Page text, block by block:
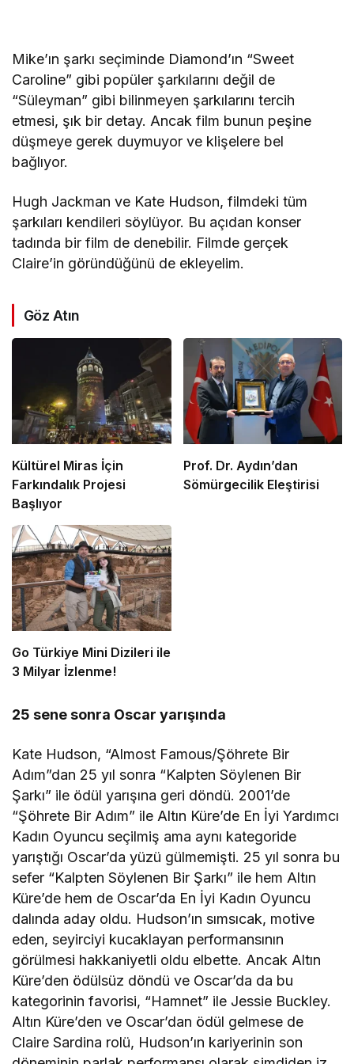
Mike’ın şarkı seçiminde Diamond’ın “Sweet
Caroline” gibi popüler şarkılarını değil de
“Süleyman” gibi bilinmeyen şarkılarını tercih
etmesi, şık bir detay. Ancak film bunun peşine
düşmeye gerek duymuyor ve klişelere bel
bağlıyor.
Hugh Jackman ve Kate Hudson, filmdeki tüm
şarkıları kendileri söylüyor. Bu açıdan konser
tadında bir film de denebilir. Filmde gerçek
Claire’in göründüğünü de ekleyelim.
Göz Atın
Kültürel Miras İçin
Farkındalık Projesi
Başlıyor
Prof. Dr. Aydın’dan
Sömürgecilik Eleştirisi
Go Türkiye Mini Dizileri ile
3 Milyar İzlenme!
25 sene sonra Oscar yarışında
Kate Hudson, “Almost Famous/Şöhrete Bir
Adım”dan 25 yıl sonra “Kalpten Söylenen Bir
Şarkı” ile ödül yarışına geri döndü. 2001’de
“Şöhrete Bir Adım” ile Altın Küre’de En İyi Yardımcı
Kadın Oyuncu seçilmiş ama aynı kategoride
yarıştığı Oscar’da yüzü gülmemişti. 25 yıl sonra bu
sefer “Kalpten Söylenen Bir Şarkı” ile hem Altın
Küre’de hem de Oscar’da En İyi Kadın Oyuncu
dalında aday oldu. Hudson’ın sımsıcak, motive
eden, seyirciyi kucaklayan performansının
görülmesi hakkaniyetli oldu elbette. Ancak Altın
Küre’den ödülsüz döndü ve Oscar’da da bu
kategorinin favorisi, “Hamnet” ile Jessie Buckley.
Altın Küre’den ve Oscar’dan ödül gelmese de
Claire Sardina rolü, Hudson’ın kariyerinin son